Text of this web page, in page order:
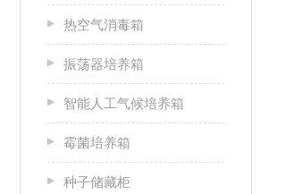
热空气消毒箱
振荡器培养箱
智能人工气候培养箱
霉菌培养箱
种子储藏柜